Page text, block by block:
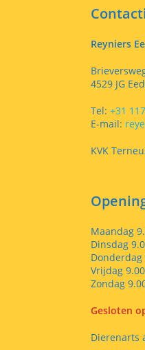
Reyniers
4529 JG
Tel: +31
E-mail:
KVK
Maandag
Dinsdag
Donderdag
Vrijdag
Zondag
Gesloten
Dierenarts